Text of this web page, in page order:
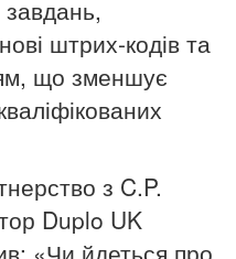
штрих-кодів та
що зменшує
з C.P.
Duplo UK